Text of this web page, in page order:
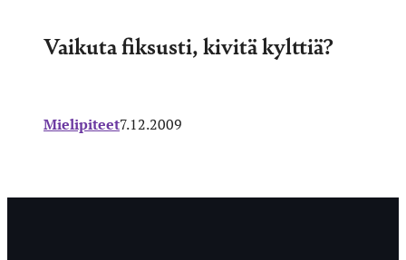
Vaikuta fiksusti, kivitä kylttiä?
Mielipiteet7.12.2009